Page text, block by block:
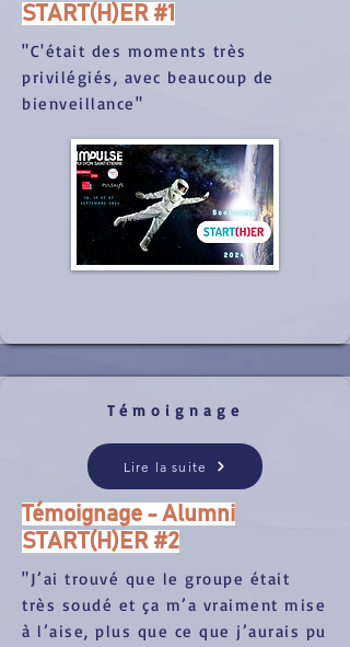
START(H)ER #1
"C'était des moments très
privilégiés, avec beaucoup de
bienveillance"
Témoignage
Lire la suite
Témoignage - Alumni
START(H)ER #2
"J’ai trouvé que le groupe était
très soudé et ça m’a vraiment mise
à l’aise, plus que ce que j’aurais pu